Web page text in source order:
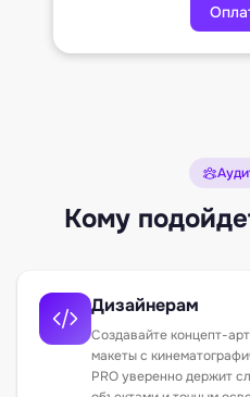
Кому
Дизайнерам
Создавайте концепт-
макеты с
PRO уверенно держит